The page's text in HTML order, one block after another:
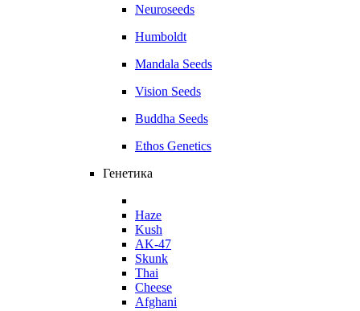
Neuroseeds
Humboldt
Mandala Seeds
Vision Seeds
Buddha Seeds
Ethos Genetics
Генетика
Haze
Kush
AK-47
Skunk
Thai
Cheese
Afghani